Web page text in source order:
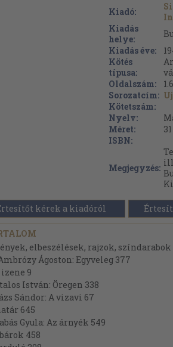
Kiadó:
Kiadás
helye:
Kiadás éve:
Kötés
típusa:
Oldalszám:
Sorozatcím:
Kötetszám:
Nyelv:
Méret:
ISBN:
Megjegyzés:
kérek a kiadóról
elbeszélések, rajzok, színdarabok
Ágoston: Egyveleg 377
9
István: Öregen 338
Sándor: A vizavi 67
645
Gyula: Az árnyék 549
458